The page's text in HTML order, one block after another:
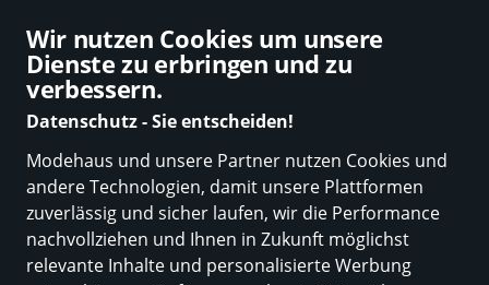
Wir nutzen Cookies um unsere
Dienste zu erbringen und zu
verbessern.
Datenschutz - Sie entscheiden!
Modehaus und unsere Partner nutzen Cookies und
andere Technologien, damit unsere Plattformen
zuverlässig und sicher laufen, wir die Performance
nachvollziehen und Ihnen in Zukunft möglichst
relevante Inhalte und personalisierte Werbung
Neuheiten Marken Damen Herren Trend-Tipp Kinder
Einkaufen in Deutschland Kinder
Kinder (134 bis
176)
Sweatshirts Sweatshirt